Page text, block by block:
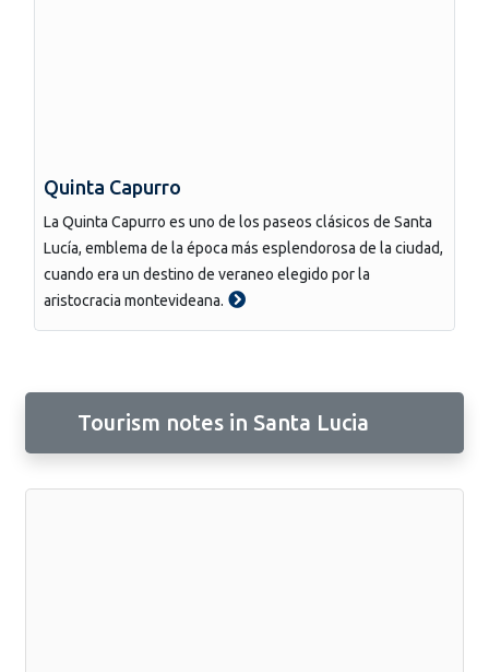
Quinta Capurro
La Quinta Capurro es uno de los paseos clásicos de Santa
Lucía, emblema de la época más esplendorosa de la ciudad,
cuando era un destino de veraneo elegido por la
aristocracia montevideana.
Tourism notes in Santa Lucia